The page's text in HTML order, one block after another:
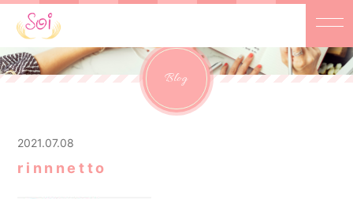
Blog
2021.07.08
rinnnetto